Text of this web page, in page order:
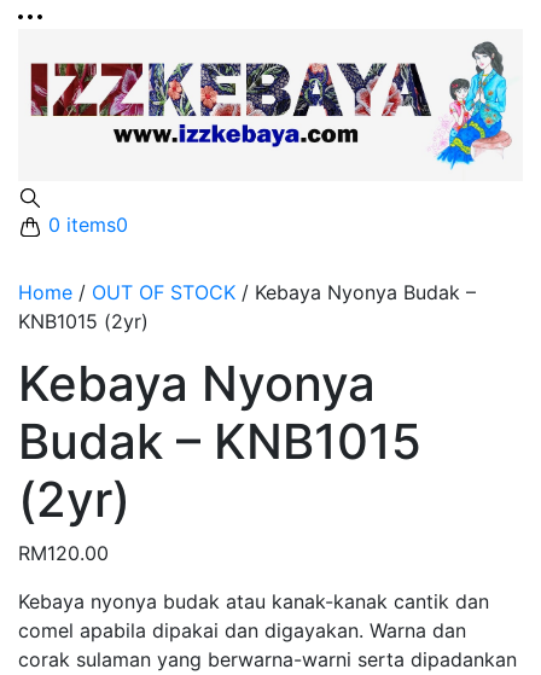
0 items0
Home / OUT OF STOCK / Kebaya Nyonya Budak –
KNB1015 (2yr)
Kebaya Nyonya
Budak – KNB1015
(2yr)
RM120.00
Kebaya nyonya budak atau kanak-kanak cantik dan
comel apabila dipakai dan digayakan. Warna dan
corak sulaman yang berwarna-warni serta dipadankan